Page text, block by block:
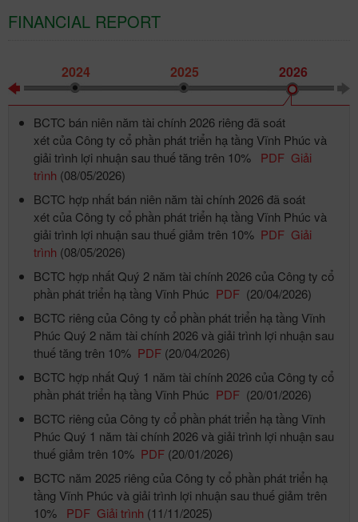
FINANCIAL REPORT
2024 2025 2026
BCTC bán niên năm tài chính 2026 riêng đã soát
xét của Công ty cổ phần phát triển hạ tầng Vĩnh Phúc và
giải trình lợi nhuận sau thuế tăng trên 10%
PDF Giải
trình (08/05/2026)
BCTC hợp nhất bán niên năm tài chính 2026 đã soát
xét của Công ty cổ phần phát triển hạ tầng Vĩnh Phúc và
giải trình lợi nhuận sau thuế giảm trên 10% PDF Giải
trình (08/05/2026)
BCTC hợp nhất Quý 2 năm tài chính 2026 của Công ty cổ
phần phát triển hạ tầng Vĩnh Phúc PDF (20/04/2026)
BCTC riêng của Công ty cổ phần phát triển hạ tầng Vĩnh
Phúc Quý 2 năm tài chính 2026 và giải trình lợi nhuận sau
thuế tăng trên 10% PDF (20/04/2026)
BCTC hợp nhất Quý 1 năm tài chính 2026 của Công ty cổ
phần phát triển hạ tầng Vĩnh Phúc PDF (20/01/2026)
BCTC riêng của Công ty cổ phần phát triển hạ tầng Vĩnh
Phúc Quý 1 năm tài chính 2026 và giải trình lợi nhuận sau
thuế giảm trên 10% PDF (20/01/2026)
BCTC năm 2025 riêng của Công ty cổ phần phát triển hạ
tầng Vĩnh Phúc và giải trình lợi nhuận sau thuế giảm trên
10%
PDF Giải trình (11/11/2025)